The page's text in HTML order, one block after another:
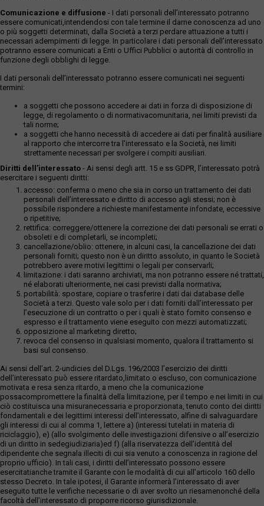
Comunicazione e diffusione - I dati personali dell’interessato potranno
essere comunicati,intendendosi con tale termine il darne conoscenza ad uno
o più soggetti determinati, dalla Società a terzi perdare attuazione a tutti i
necessari adempimenti di legge. In particolare i dati personali dell’interessato
potranno essere comunicati a Enti o Uffici Pubblici o autorità di controllo in
funzione degli obblighi di legge.
I dati personali dell’interessato potranno essere comunicati nei seguenti
termini:
a soggetti che possono accedere ai dati in forza di disposizione di
legge, di regolamento o di normativacomunitaria, nei limiti previsti da
tali norme;
a soggetti che hanno necessità di accedere ai dati per finalità ausiliare
al rapporto che intercorre tra l’interessato e la Società, nei limiti
strettamente necessari per svolgere i compiti ausiliari.
Diritti dell’interessato - Ai sensi degli artt. 15 e ss GDPR, l’interessato potrà
esercitare i seguenti diritti:
accesso: conferma o meno che sia in corso un trattamento dei dati
personali dell’interessato e diritto di accesso agli stessi; non è
possibile rispondere a richieste manifestamente infondate, eccessive
o ripetitive;
rettifica: correggere/ottenere la correzione dei dati personali se errati o
obsoleti e di completarli, se incompleti;
cancellazione/oblio: ottenere, in alcuni casi, la cancellazione dei dati
personali forniti; questo non è un diritto assoluto, in quanto le Società
potrebbero avere motivi legittimi o legali per conservarli;
limitazione: i dati saranno archiviati, ma non potranno essere né trattati,
né elaborati ulteriormente, nei casi previsti dalla normativa;
portabilità: spostare, copiare o trasferire i dati dai database delle
Società a terzi. Questo vale solo per i dati forniti dall’interessato per
l’esecuzione di un contratto o per i quali è stato fornito consenso e
espresso e il trattamento viene eseguito con mezzi automatizzati;
opposizione al marketing diretto;
revoca del consenso in qualsiasi momento, qualora il trattamento si
basi sul consenso.
Ai sensi dell’art. 2-undicies del D.Lgs. 196/2003 l’esercizio dei diritti
dell’interessato può essere ritardato,limitato o escluso, con comunicazione
motivata e resa senza ritardo, a meno che la comunicazione
possacompromettere la finalità della limitazione, per il tempo e nei limiti in cui
ciò costituisca una misuranecessaria e proporzionata, tenuto conto dei diritti
fondamentali e dei legittimi interessi dell’interessato, alfine di salvaguardare
gli interessi di cui al comma 1, lettere a) (interessi tutelati in materia di
riciclaggio), e) (allo svolgimento delle investigazioni difensive o all’esercizio
di un diritto in sedegiudiziaria)ed f) (alla riservatezza dell’identità del
dipendente che segnala illeciti di cui sia venuto a conoscenza in ragione del
proprio ufficio). In tali casi, i diritti dell’interessato possono essere
esercitatianche tramite il Garante con le modalità di cui all’articolo 160 dello
stesso Decreto. In tale ipotesi, il Garante informerà l’interessato di aver
eseguito tutte le verifiche necessarie o di aver svolto un riesamenonché della
facoltà dell’interessato di proporre ricorso giurisdizionale.